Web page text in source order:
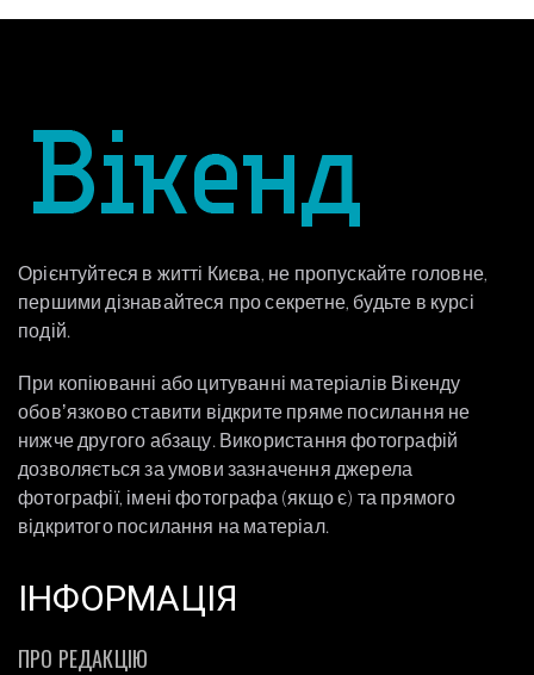
Орієнтуйтеся в житті Києва, не пропускайте головне,
першими дізнавайтеся про секретне, будьте в курсі
подій.
При копіюванні або цитуванні матеріалів Вікенду
обовʼязково ставити відкрите пряме посилання не
нижче другого абзацу. Використання фотографій
дозволяється за умови зазначення джерела
фотографії, імені фотографа (якщо є) та прямого
відкритого посилання на матеріал.
ІНФОРМАЦІЯ
ПРО РЕДАКЦІЮ